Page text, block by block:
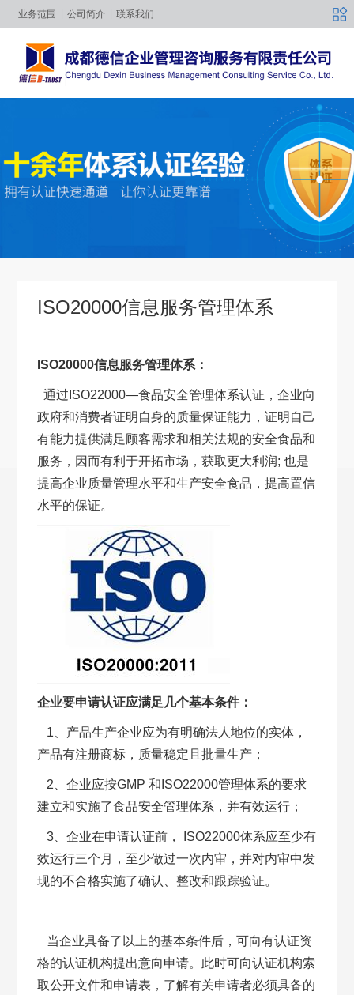
业务范围 公司简介 联系我们
ISO20000信息服务管理体系
ISO20000信息服务管理体系：
通过ISO22000—食品安全管理体系认证，企业向
政府和消费者证明自身的质量保证能力，证明自己
有能力提供满足顾客需求和相关法规的安全食品和
服务，因而有利于开拓市场，获取更大利润; 也是
提高企业质量管理水平和生产安全食品，提高置信
水平的保证。
企业要申请认证应满足几个基本条件：
1、产品生产企业应为有明确法人地位的实体，
产品有注册商标，质量稳定且批量生产；
2、企业应按GMP 和ISO22000管理体系的要求
建立和实施了食品安全管理体系，并有效运行；
3、企业在申请认证前， ISO22000体系应至少有
效运行三个月，至少做过一次内审，并对内审中发
现的不合格实施了确认、整改和跟踪验证。
当企业具备了以上的基本条件后，可向有认证资
格的认证机构提出意向申请。此时可向认证机构索
取公开文件和申请表，了解有关申请者必须具备的